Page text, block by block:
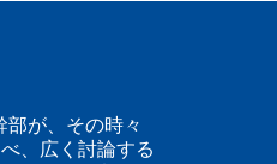
が、その時々
、広く討論する